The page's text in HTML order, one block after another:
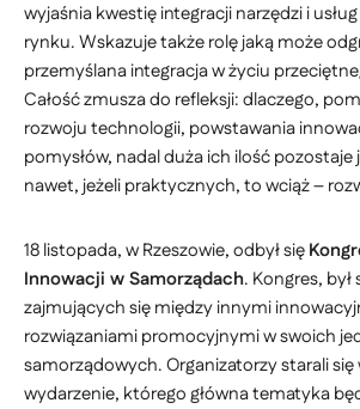
wyjaśnia kwestię integracji narzędzi i
rynku. Wskazuje także rolę jaką może
przemyślana integracja w życiu
Całość zmusza do refleksji: dlaczego,
rozwoju technologii, powstawania
pomysłów, nadal duża ich ilość pozostaje
nawet, jeżeli praktycznych, to wciąż –
18 listopada, w Rzeszowie, odbył się
Innowacji w Samorządach. Kongres,
zajmujących się między innymi
rozwiązaniami promocyjnymi w swoich
samorządowych. Organizatorzy starali
wydarzenie, którego główna tematyka